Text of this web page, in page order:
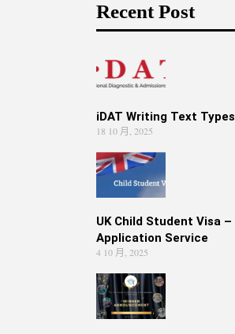
Recent Post
iDAT Writing Text Types
18 10 月, 2025
UK Child Student Visa –
Application Service
4 10 月, 2025